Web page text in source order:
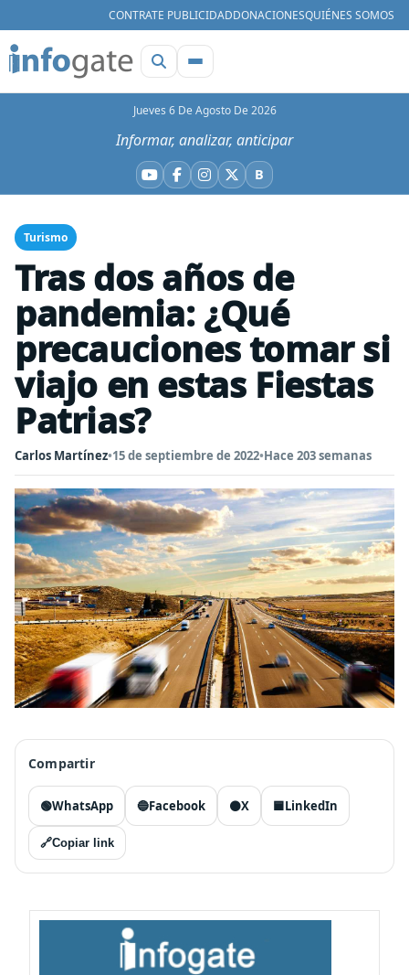
CONTRATE PUBLICIDADDONACIONESQUIÉNES SOMOS
Jueves 6 De Agosto De 2026
Informar, analizar, anticipar
YouTube
Facebook
Instagram
X BBluesky
Turismo
Tras dos años de
pandemia: ¿Qué
precauciones tomar si
viajo en estas Fiestas
Patrias?
Carlos Martínez•15 de septiembre de 2022•Hace 203 semanas
Compartir
🟢WhatsApp 🔵Facebook ⚫X 🟦LinkedIn
🔗Copiar link